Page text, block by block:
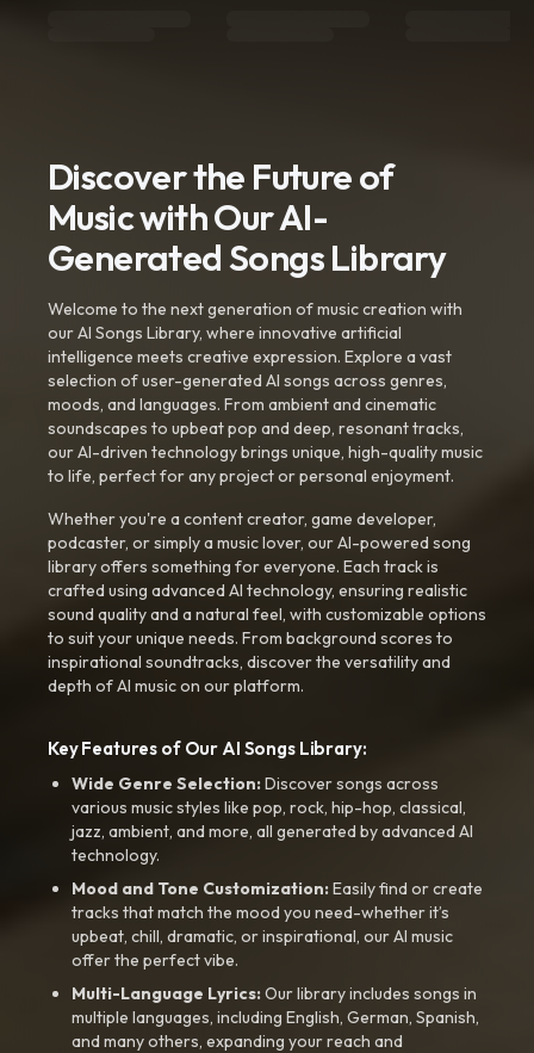
Discover the Future of
Music with Our AI-
Generated Songs Library
Welcome to the next generation of music creation with
our AI Songs Library, where innovative artificial
intelligence meets creative expression. Explore a vast
selection of user-generated AI songs across genres,
moods, and languages. From ambient and cinematic
soundscapes to upbeat pop and deep, resonant tracks,
our AI-driven technology brings unique, high-quality music
to life, perfect for any project or personal enjoyment.
Whether you're a content creator, game developer,
podcaster, or simply a music lover, our AI-powered song
library offers something for everyone. Each track is
crafted using advanced AI technology, ensuring realistic
sound quality and a natural feel, with customizable options
to suit your unique needs. From background scores to
inspirational soundtracks, discover the versatility and
depth of AI music on our platform.
Key Features of Our AI Songs Library:
Wide Genre Selection:Discover songs across
various music styles like pop, rock, hip-hop, classical,
jazz, ambient, and more, all generated by advanced AI
technology.
Mood and Tone Customization:Easily find or create
tracks that match the mood you need-whether it’s
upbeat, chill, dramatic, or inspirational, our AI music
offer the perfect vibe.
Multi-Language Lyrics:Our library includes songs in
multiple languages, including English, German, Spanish,
and many others, expanding your reach and